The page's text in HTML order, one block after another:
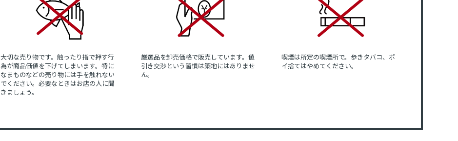
大切な売り物です。触ったり指で押す行
為が商品価値を下げてしまいます。特に
なまものなどの売り物には手を触れない
でください。必要なときはお店の人に聞
きましょう。
厳選品を卸売価格で販売しています。値
引き交渉という習慣は築地にはありませ
ん。
喫煙は所定の喫煙所で。歩きタバコ、ポ
イ捨てはやめてください。